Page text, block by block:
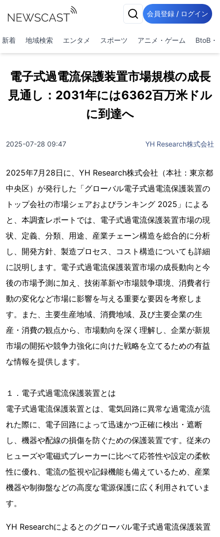
会員登録 / ログイン
新着 地域検索 エンタメ スポーツ アニメ・ゲーム BtoB・
電子式過電流保護装置市場規模の成長
見通し：2031年には6362百万米ドル
に到達へ
2025-07-28 09:47 YH Research株式会社
2025年7月28日に、YH Research株式会社（本社：東京都
中央区）が発行した「グローバル電子式過電流保護装置の
トップ会社の市場シェアおよびランキング 2025」による
と、本調査レポートでは、電子式過電流保護装置市場の現
状、定義、分類、用途、産業チェーン構造を総合的に分析
し、開発方針、製造プロセス、コスト構造についても詳細
に説明します。電子式過電流保護装置市場の成長動向と今
後の市場予測に加え、技術革新や市場競争環境、消費者行
動の変化など市場に影響を与える重要な要因を考察しま
す。また、主要生産地域、消費地域、及び主要企業の生
産・消費の観点から、市場動向を深く理解し、企業が新規
市場の開拓や競争力強化に向けた戦略を立てるための有益
な情報を提供します。
１．電子式過電流保護装置とは
電子式過電流保護装置とは、電気回路に異常な過電流が流
れた際に、電子回路によって迅速かつ正確に検出・遮断
し、機器や配線の損傷を防ぐための保護装置です。従来の
ヒューズや電磁式ブレーカーに比べて応答性や設定の柔軟
性に優れ、電流の監視や記録機能も備えているため、産業
機器や制御盤などの高度な電源保護に広く利用されていま
す。
YH Researchによるとのグローバル電子式過電流保護装置